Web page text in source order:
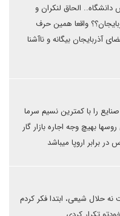
الحاق لنکران و
واقعا همین حرف
آذربایجان بیگانه و ناآشنا
را با کمترین نسیم سرما
بهیچ وجه اجاره بازار گار
برابر اروپا میباشد
حلال شیعی، ابتدا فکر کردم